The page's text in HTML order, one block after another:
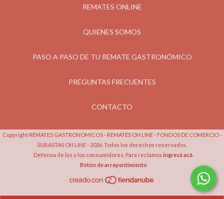
REMATES ONLINE
QUIENES SOMOS
PASO A PASO DE TU REMATE GASTRONÓMICO
PREGUNTAS FRECUENTES
CONTACTO
Copyright REMATES GASTRONOMICOS - REMATES ON LINE - FONDOS DE COMERCIO -
SUBASTAS ON LINE - 2026. Todos los derechos reservados.
Defensa de las y los consumidores. Para reclamos ingresá acá.
Botón de arrepentimiento